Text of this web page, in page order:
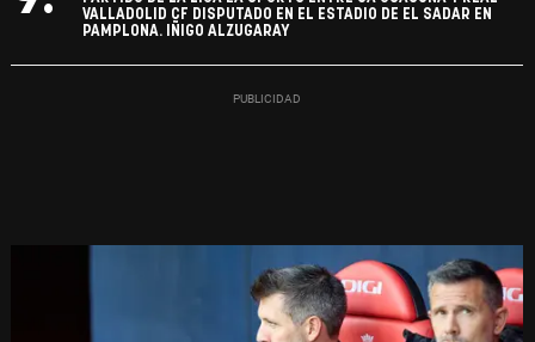
VALLADOLID CF DISPUTADO EN EL ESTADIO DE EL SADAR EN
PAMPLONA. IÑIGO ALZUGARAY